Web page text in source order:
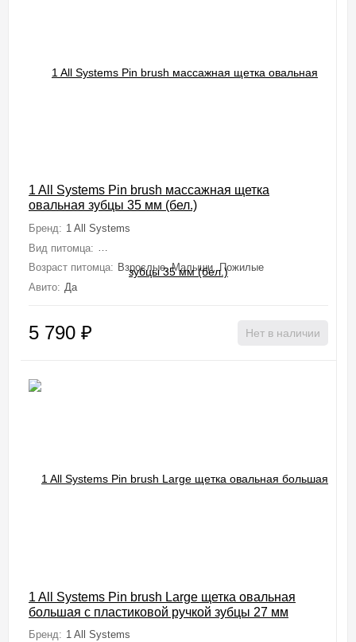
1 All Systems Pin brush массажная щетка
овальная зубцы 35 мм (бел.)
Бренд: 1 All Systems
Вид питомца: Собаки (Мелкие, Средние, Крупные, Миниатюрные),
Возраст питомца: Взрослые, Малыши, Пожилые
Авито: Да
5 790 ₽ Нет в наличии
1 All Systems Pin brush Large щетка овальная
большая с пластиковой ручкой зубцы 27 мм
(цвета в ассортименте)
Бренд: 1 All Systems